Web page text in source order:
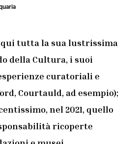
tutta la sua lustrissima
della Cultura, i suoi
curatoriali e
Courtauld, ad esempio);
nel 2021, quello
ricoperte